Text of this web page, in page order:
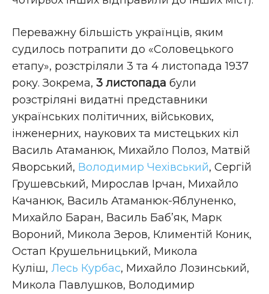
Переважну більшість українців, яким
судилось потрапити до «Соловецького
етапу», розстріляли 3 та 4 листопада 1937
року. Зокрема, 3 листопада були
розстріляні видатні представники
українських політичних, військових,
інженерних, наукових та мистецьких кіл
Василь Атаманюк, Михайло Полоз, Матвій
Яворський, Володимир Чехівський, Сергій
Грушевський, Мирослав Ірчан, Михайло
Качанюк, Василь Атаманюк-Яблуненко,
Михайло Баран, Василь Баб’як, Марк
Вороний, Микола Зеров, Климентій Коник,
Остап Крушельницький, Микола
Куліш, Лесь Курбас, Михайло Лозинський,
Микола Павлушков, Володимир